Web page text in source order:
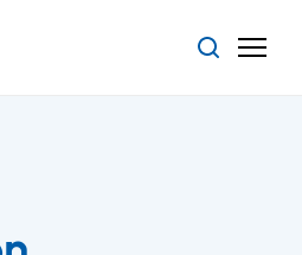
ZoekenMenu